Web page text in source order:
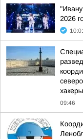
2026
09:46